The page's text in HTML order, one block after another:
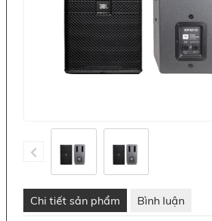
Chi tiết sản phẩm Bình luận